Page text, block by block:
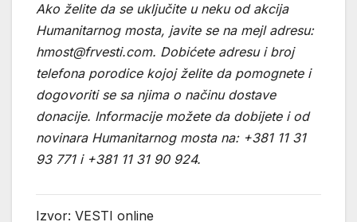
Ako želite da se uključite u neku od akcija
Humanitarnog mosta, javite se na mejl adresu:
hmost@frvesti.com. Dobićete adresu i broj
telefona porodice kojoj želite da pomognete i
dogovoriti se sa njima o načinu dostave
donacije. Informacije možete da dobijete i od
novinara Humanitarnog mosta na: +381 11 31
93 771 i +381 11 31 90 924.
Izvor: VESTI online